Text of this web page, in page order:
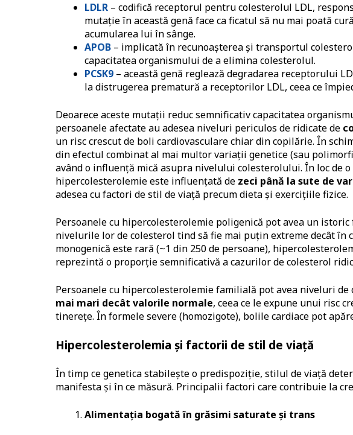
LDLR – codifică receptorul pentru colesterolul LDL,
mutație în această genă face ca ficatul să nu mai poată
acumularea lui în sânge.
APOB – implicată în recunoașterea și transportul
capacitatea organismului de a elimina colesterolul.
PCSK9 – această genă reglează degradarea receptorului
la distrugerea prematură a receptorilor LDL, ceea ce
Deoarece aceste mutații reduc semnificativ capacitatea
persoanele afectate au adesea niveluri periculos de ridicate de
un risc crescut de boli cardiovasculare chiar din copilărie. În
din efectul combinat al mai multor variații genetice (sau
având o influență mică asupra nivelului colesterolului. În loc de
hipercolesterolemie este influențată de zeci până la sute de
adesea cu factori de stil de viață precum dieta și exercițiile fizice.
Persoanele cu hipercolesterolemie poligenică pot avea un
nivelurile lor de colesterol tind să fie mai puțin extreme decât în
monogenică este rară (~1 din 250 de persoane),
reprezintă o proporție semnificativă a cazurilor de colesterol
Persoanele cu hipercolesterolemie familială pot avea niveluri de
mai mari decât valorile normale, ceea ce le expune unui risc
tinerețe. În formele severe (homozigote), bolile cardiace pot
Hipercolesterolemia și factorii de stil de viață
În timp ce genetica stabilește o predispoziție, stilul de viață
manifesta și în ce măsură. Principalii factori care contribuie la
Alimentația bogată în grăsimi saturate și trans